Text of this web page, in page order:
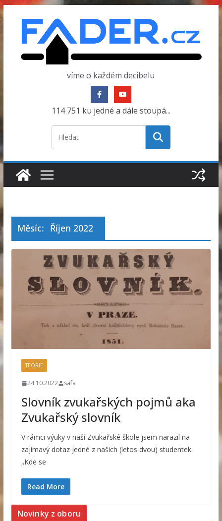
Přeskočit
víme o každém decibelu
114 751 ku jedné a dále stoupá...
Měsíc: Říjen 2022
TEORIE
24.10.2022 safa
Slovník zvukařských pojmů aka
Zvukařský slovník
V rámci výuky v naší Zvukařské škole jsem narazil na
zajímavý dotaz jedné z našich (letos dvou) studentek:
„Kde se
Read More
Novinky z oboru